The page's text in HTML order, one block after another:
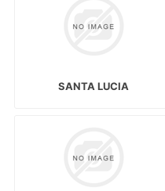
SANTA LUCIA